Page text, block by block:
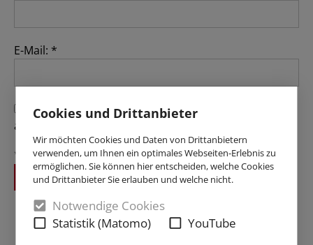
Cookies und Drittanbieter
Wir möchten Cookies und Daten von Drittanbietern
verwenden, um Ihnen ein optimales Webseiten-Erlebnis zu
ermöglichen. Sie können hier entscheiden, welche Cookies
und Drittanbieter Sie erlauben und welche nicht.
Notwendige Cookies
Statistik (Matomo)
YouTube
E-Mail: *
Ich habe dieDatenschutzerklärung
akzeptiert.
* Pflichtfelder
Anmelden